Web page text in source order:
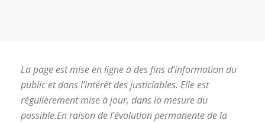
La page est mise en ligne à des fins d’information du
public et dans l’intérêt des justiciables. Elle est
régulièrement mise à jour, dans la mesure du
possible.En raison de l’évolution permanente de la